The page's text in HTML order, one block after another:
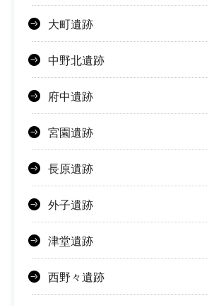
大町遺跡
中野北遺跡
府中遺跡
宮園遺跡
長原遺跡
外子遺跡
津堂遺跡
西野々遺跡